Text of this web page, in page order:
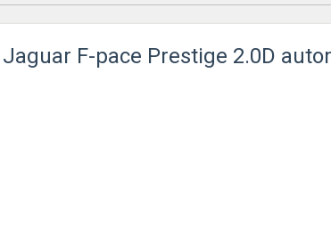
Jaguar F-pace Prestige 2.0D